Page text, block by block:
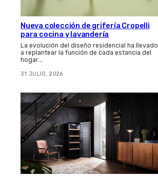
Nueva colección de grifería Cropelli
para cocina y lavandería
La evolución del diseño residencial ha llevado
a replantear la función de cada estancia del
hogar.…
31 JULIO, 2026